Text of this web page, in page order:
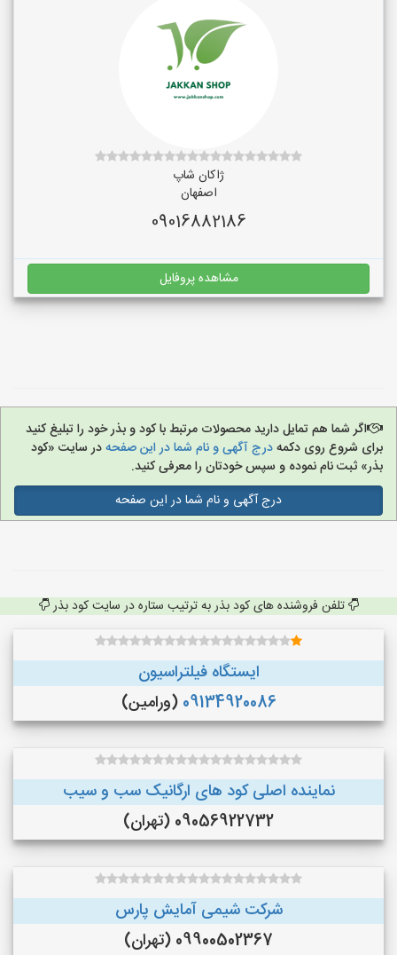
ژاکان شاپ
اصفهان
09016882186
مشاهده پروفایل
اگر شما هم تمایل دارید محصولات مرتبط با کود و بذر خود را تبلیغ کنید
برای شروع روی دکمهدرج آگهی و نام شما در این صفحهدر سایت «کود
بذر» ثبت نام نموده و سپس خودتان را معرفی کنید.
درج آگهی و نام شما در این صفحه
تلفن فروشنده های کود بذر به ترتیب ستاره در سایت کود بذر
ایستگاه فیلتراسیون
09134920086 (ورامین)
نماینده اصلی کود های ارگانیک سب و سیب
09056922732 (تهران)
شرکت شیمی آمایش پارس
09900502367 (تهران)